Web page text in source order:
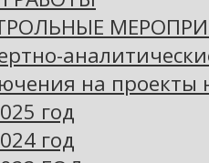
на проекты
год
год